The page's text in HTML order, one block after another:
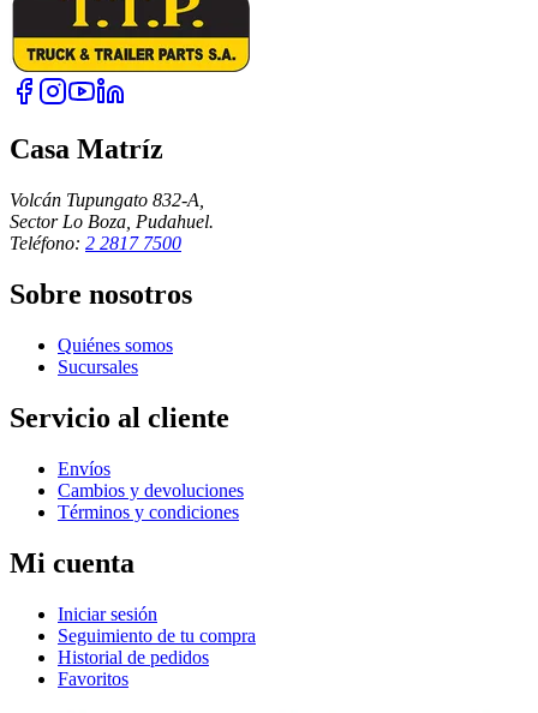
Casa Matríz
Volcán Tupungato 832-A,
Sector Lo Boza, Pudahuel.
Teléfono: 2 2817 7500
Sobre nosotros
Quiénes somos
Sucursales
Servicio al cliente
Envíos
Cambios y devoluciones
Términos y condiciones
Mi cuenta
Iniciar sesión
Seguimiento de tu compra
Historial de pedidos
Favoritos